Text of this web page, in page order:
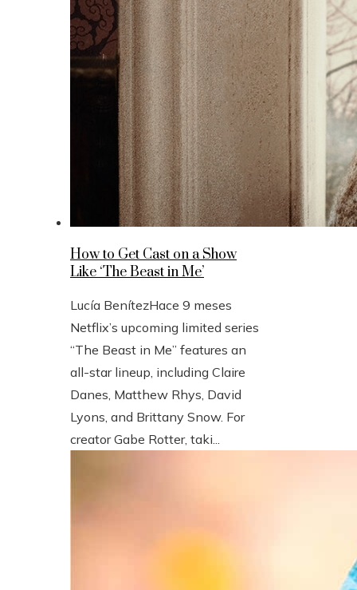
How to Get Cast on a Show
Like ‘The Beast in Me’
Lucía BenítezHace 9 meses
Netflix’s upcoming limited series
“The Beast in Me” features an
all-star lineup, including Claire
Danes, Matthew Rhys, David
Lyons, and Brittany Snow. For
creator Gabe Rotter, taki...